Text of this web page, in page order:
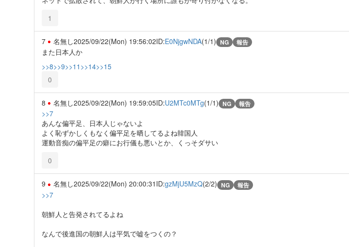
1
7 名無し2025/09/22(Mon) 19:56:02ID:E0NjgwNDA(1/1) NG 報告
また日本人か
>>8>>9>>11 >>14>>15
0
8 名無し2025/09/22(Mon) 19:59:05ID:U2MTc0MTg(1/1) NG 報告
>>7
あんな偏平足、日本人じゃないよ
よく恥ずかしくもなく偏平足を晒してるよね韓国人
運動音痴の偏平足の癖にお行儀も悪いとか、くっそダサい
0
9 名無し2025/09/22(Mon) 20:00:31 ID:gzMjU5MzQ(2/2) NG 報告
>>7
朝鮮人と告発されてるよね
なんで後進国の朝鮮人は平気で嘘をつくの？